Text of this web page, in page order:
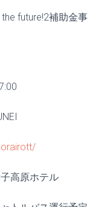
future!2補助金事
高原ホテル